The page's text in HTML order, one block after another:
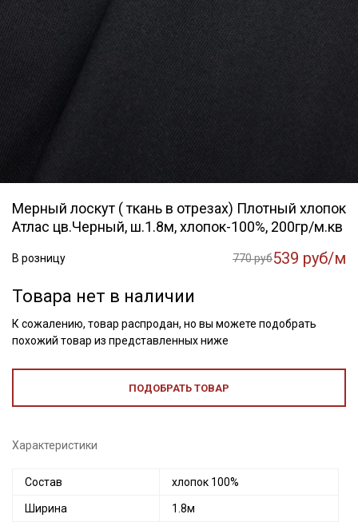
Мерный лоскут ( ткань в отрезах) Плотный хлопок
Атлас цв.Черный, ш.1.8м, хлопок-100%, 200гр/м.кв
В розницу 770 руб539 руб/м
Товара нет в наличии
К сожалению, товар распродан, но вы можете подобрать
похожий товар из представленных ниже
ПОДОБРАТЬ ТОВАР
Характеристики
Состав хлопок 100%
Ширина 1.8м